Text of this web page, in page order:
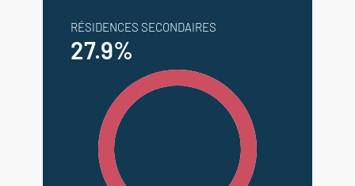
RÉSIDENCES SECONDAIRES
27.9%